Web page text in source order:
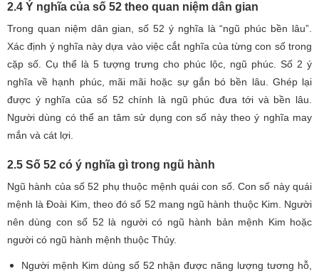
2.4 Ý nghĩa của số 52 theo quan niệm dân gian
Trong quan niệm dân gian, số 52 ý nghĩa là “ngũ phúc bền lâu”.
Xác định ý nghĩa này dựa vào việc cắt nghĩa của từng con số trong
cặp số. Cụ thể là 5 tượng trưng cho phúc lộc, ngũ phúc. Số 2 ý
nghĩa về hạnh phúc, mãi mãi hoặc sự gắn bó bền lâu. Ghép lại
được ý nghĩa của số 52 chính là ngũ phúc đưa tới và bền lâu.
Người dùng có thể an tâm sử dụng con số này theo ý nghĩa may
mắn và cát lợi.
2.5 Số 52 có ý nghĩa gì trong ngũ hành
Ngũ hành của số 52 phụ thuộc mệnh quái con số. Con số này quái
mệnh là Đoài Kim, theo đó số 52 mang ngũ hành thuộc Kim. Người
nên dùng con số 52 là người có ngũ hành bản mệnh Kim hoặc
người có ngũ hành mệnh thuộc Thủy.
Người mệnh Kim dùng số 52 nhận được năng lượng tương hỗ,